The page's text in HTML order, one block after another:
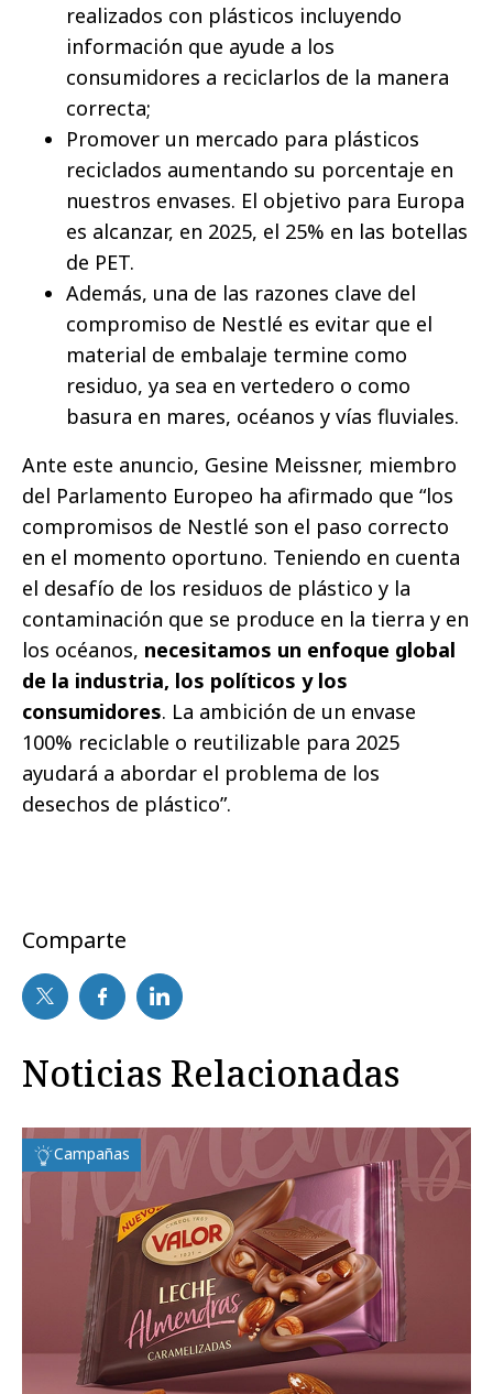
realizados con plásticos incluyendo
información que ayude a los
consumidores a reciclarlos de la manera
correcta;
Promover un mercado para plásticos
reciclados aumentando su porcentaje en
nuestros envases. El objetivo para Europa
es alcanzar, en 2025, el 25% en las botellas
de PET.
Además, una de las razones clave del
compromiso de Nestlé es evitar que el
material de embalaje termine como
residuo, ya sea en vertedero o como
basura en mares, océanos y vías fluviales.
Ante este anuncio, Gesine Meissner, miembro
del Parlamento Europeo ha afirmado que “los
compromisos de Nestlé son el paso correcto
en el momento oportuno. Teniendo en cuenta
el desafío de los residuos de plástico y la
contaminación que se produce en la tierra y en
los océanos, necesitamos un enfoque global
de la industria, los políticos y los
consumidores. La ambición de un envase
100% reciclable o reutilizable para 2025
ayudará a abordar el problema de los
desechos de plástico”.
Comparte
Noticias Relacionadas
Campañas